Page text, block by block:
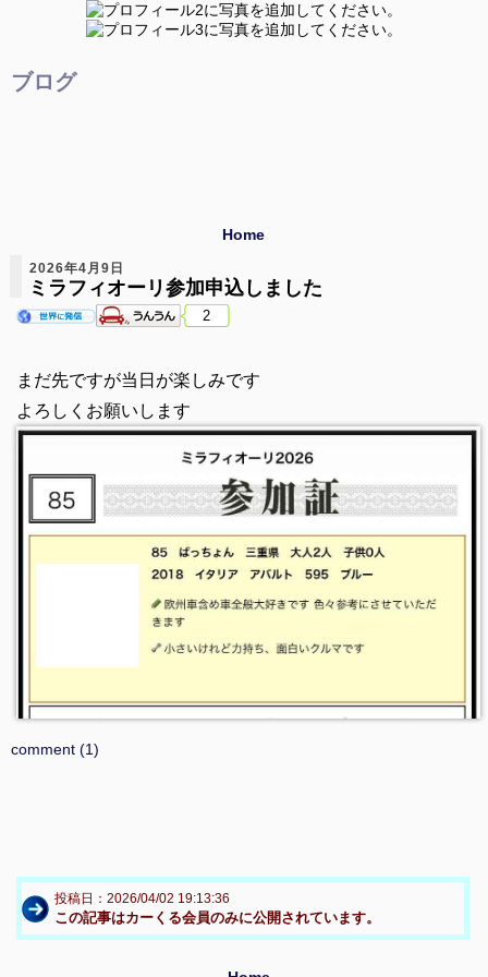
ブログ
Home
2026年4月9日
ミラフィオーリ参加申込しました
2
まだ先ですが当日が楽しみです
よろしくお願いします
comment (1)
投稿日：2026/04/02 19:13:36
この記事はカーくる会員のみに公開されています。